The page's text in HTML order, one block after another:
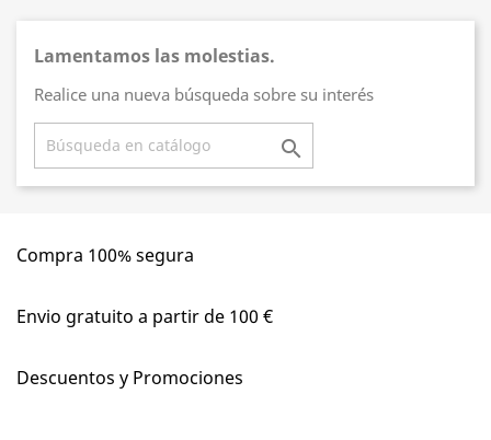
Lamentamos las molestias.
Realice una nueva búsqueda sobre su interés

Compra 100% segura
Envio gratuito a partir de 100 €
Descuentos y Promociones